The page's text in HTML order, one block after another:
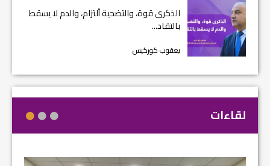
الذكرى قوة، والتضحية ألتزام، والدم لا يسقط
بالتقاد...
يعقوب كوركيس
لقاءات